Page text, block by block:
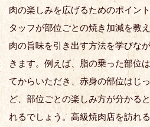
肉の楽しみを広げるためのポイン
タッフが部位ごとの焼き加減を教
肉の旨味を引き出す方法を学びな
きます。例えば、脂の乗った部位
てからいただき、赤身の部位はじ
ど、部位ごとの楽しみ方が分かる
れるでしょう。高級焼肉店を訪れ